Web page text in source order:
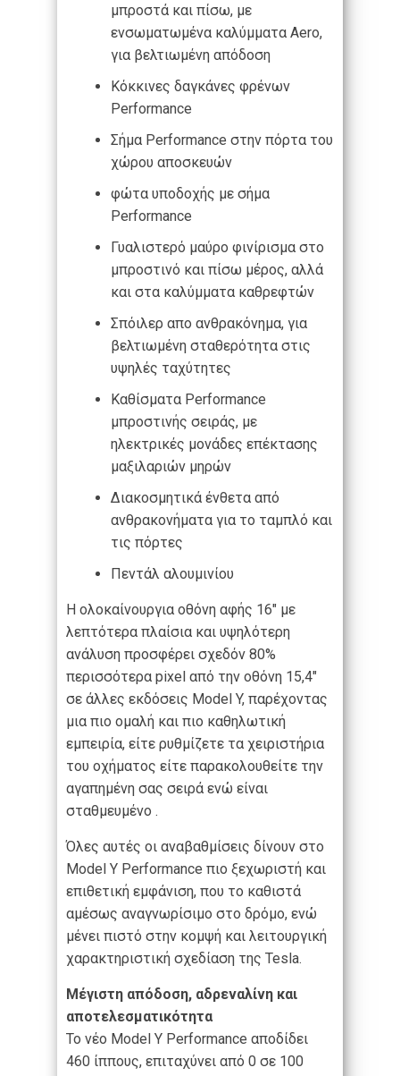
μπροστά και πίσω, με
ενσωματωμένα καλύμματα Aero,
για βελτιωμένη απόδοση
Κόκκινες δαγκάνες φρένων
Performance
Σήμα Performance στην πόρτα του
χώρου αποσκευών
φώτα υποδοχής με σήμα
Performance
Γυαλιστερό μαύρο φινίρισμα στο
μπροστινό και πίσω μέρος, αλλά
και στα καλύμματα καθρεφτών
Σπόιλερ απο ανθρακόνημα, για
βελτιωμένη σταθερότητα στις
υψηλές ταχύτητες
Καθίσματα Performance
μπροστινής σειράς, με
ηλεκτρικές μονάδες επέκτασης
μαξιλαριών μηρών
Διακοσμητικά ένθετα από
ανθρακονήματα για το ταμπλό και
τις πόρτες
Πεντάλ αλουμινίου
Η ολοκαίνουργια οθόνη αφής 16″ με
λεπτότερα πλαίσια και υψηλότερη
ανάλυση προσφέρει σχεδόν 80%
περισσότερα pixel από την οθόνη 15,4″
σε άλλες εκδόσεις Model Y, παρέχοντας
μια πιο ομαλή και πιο καθηλωτική
εμπειρία, είτε ρυθμίζετε τα χειριστήρια
του οχήματος είτε παρακολουθείτε την
αγαπημένη σας σειρά ενώ είναι
σταθμευμένο .
Όλες αυτές οι αναβαθμίσεις δίνουν στο
Model Y Performance πιο ξεχωριστή και
επιθετική εμφάνιση, που το καθιστά
αμέσως αναγνωρίσιμο στο δρόμο, ενώ
μένει πιστό στην κομψή και λειτουργική
χαρακτηριστική σχεδίαση της Tesla.
Μέγιστη απόδοση, αδρεναλίνη και
αποτελεσματικότητα
Το νέο Model Y Performance αποδίδει
460 ίππους, επιταχύνει από 0 σε 100